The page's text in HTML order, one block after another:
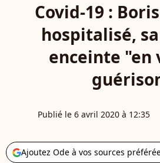
Covid-19 :
hospitalisé,
enceinte "en
Publié le 6 avril 2020 à 12:35
Ajoutez Ode à vos sources